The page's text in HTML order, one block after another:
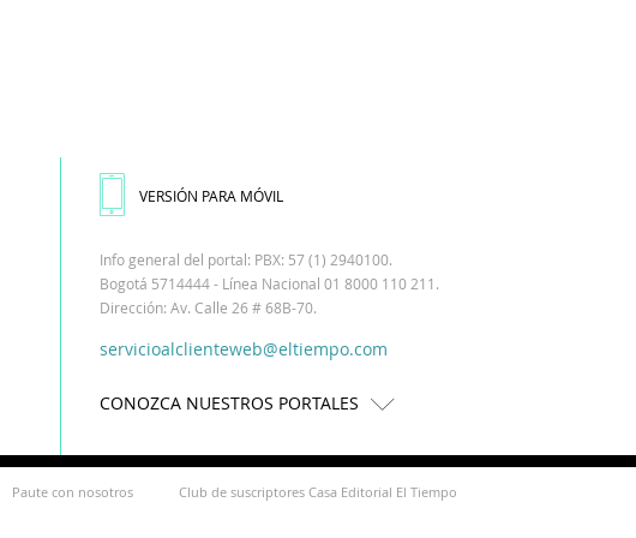
VERSIÓN PARA MÓVIL
Info general del portal: PBX: 57 (1) 2940100.
Bogotá 5714444 - Línea Nacional 01 8000 110 211.
Dirección: Av. Calle 26 # 68B-70.
servicioalclienteweb@eltiempo.com
CONOZCA NUESTROS PORTALES
Paute con nosotros Club de suscriptores Casa Editorial El Tiempo